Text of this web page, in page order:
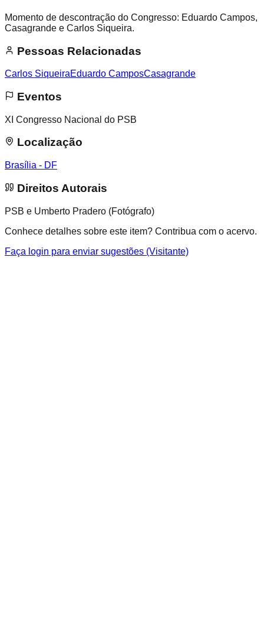
Momento de descontração do Congresso: Eduardo Campos,
Casagrande e Carlos Siqueira.
Pessoas Relacionadas
Carlos SiqueiraEduardo CamposCasagrande
Eventos
XI Congresso Nacional do PSB
Localização
Brasília - DF
Direitos Autorais
PSB e Umberto Pradero (Fotógrafo)
Conhece detalhes sobre este item? Contribua com o acervo.
Faça login para enviar sugestões (Visitante)